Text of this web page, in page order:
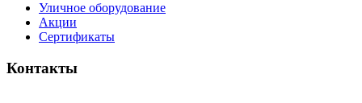
Уличное оборудование
Акции
Сертификаты
Контакты